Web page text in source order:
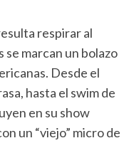
respirar al
marcan un bolazo
Desde el
hasta el swim de
en su show
un “viejo” micro de